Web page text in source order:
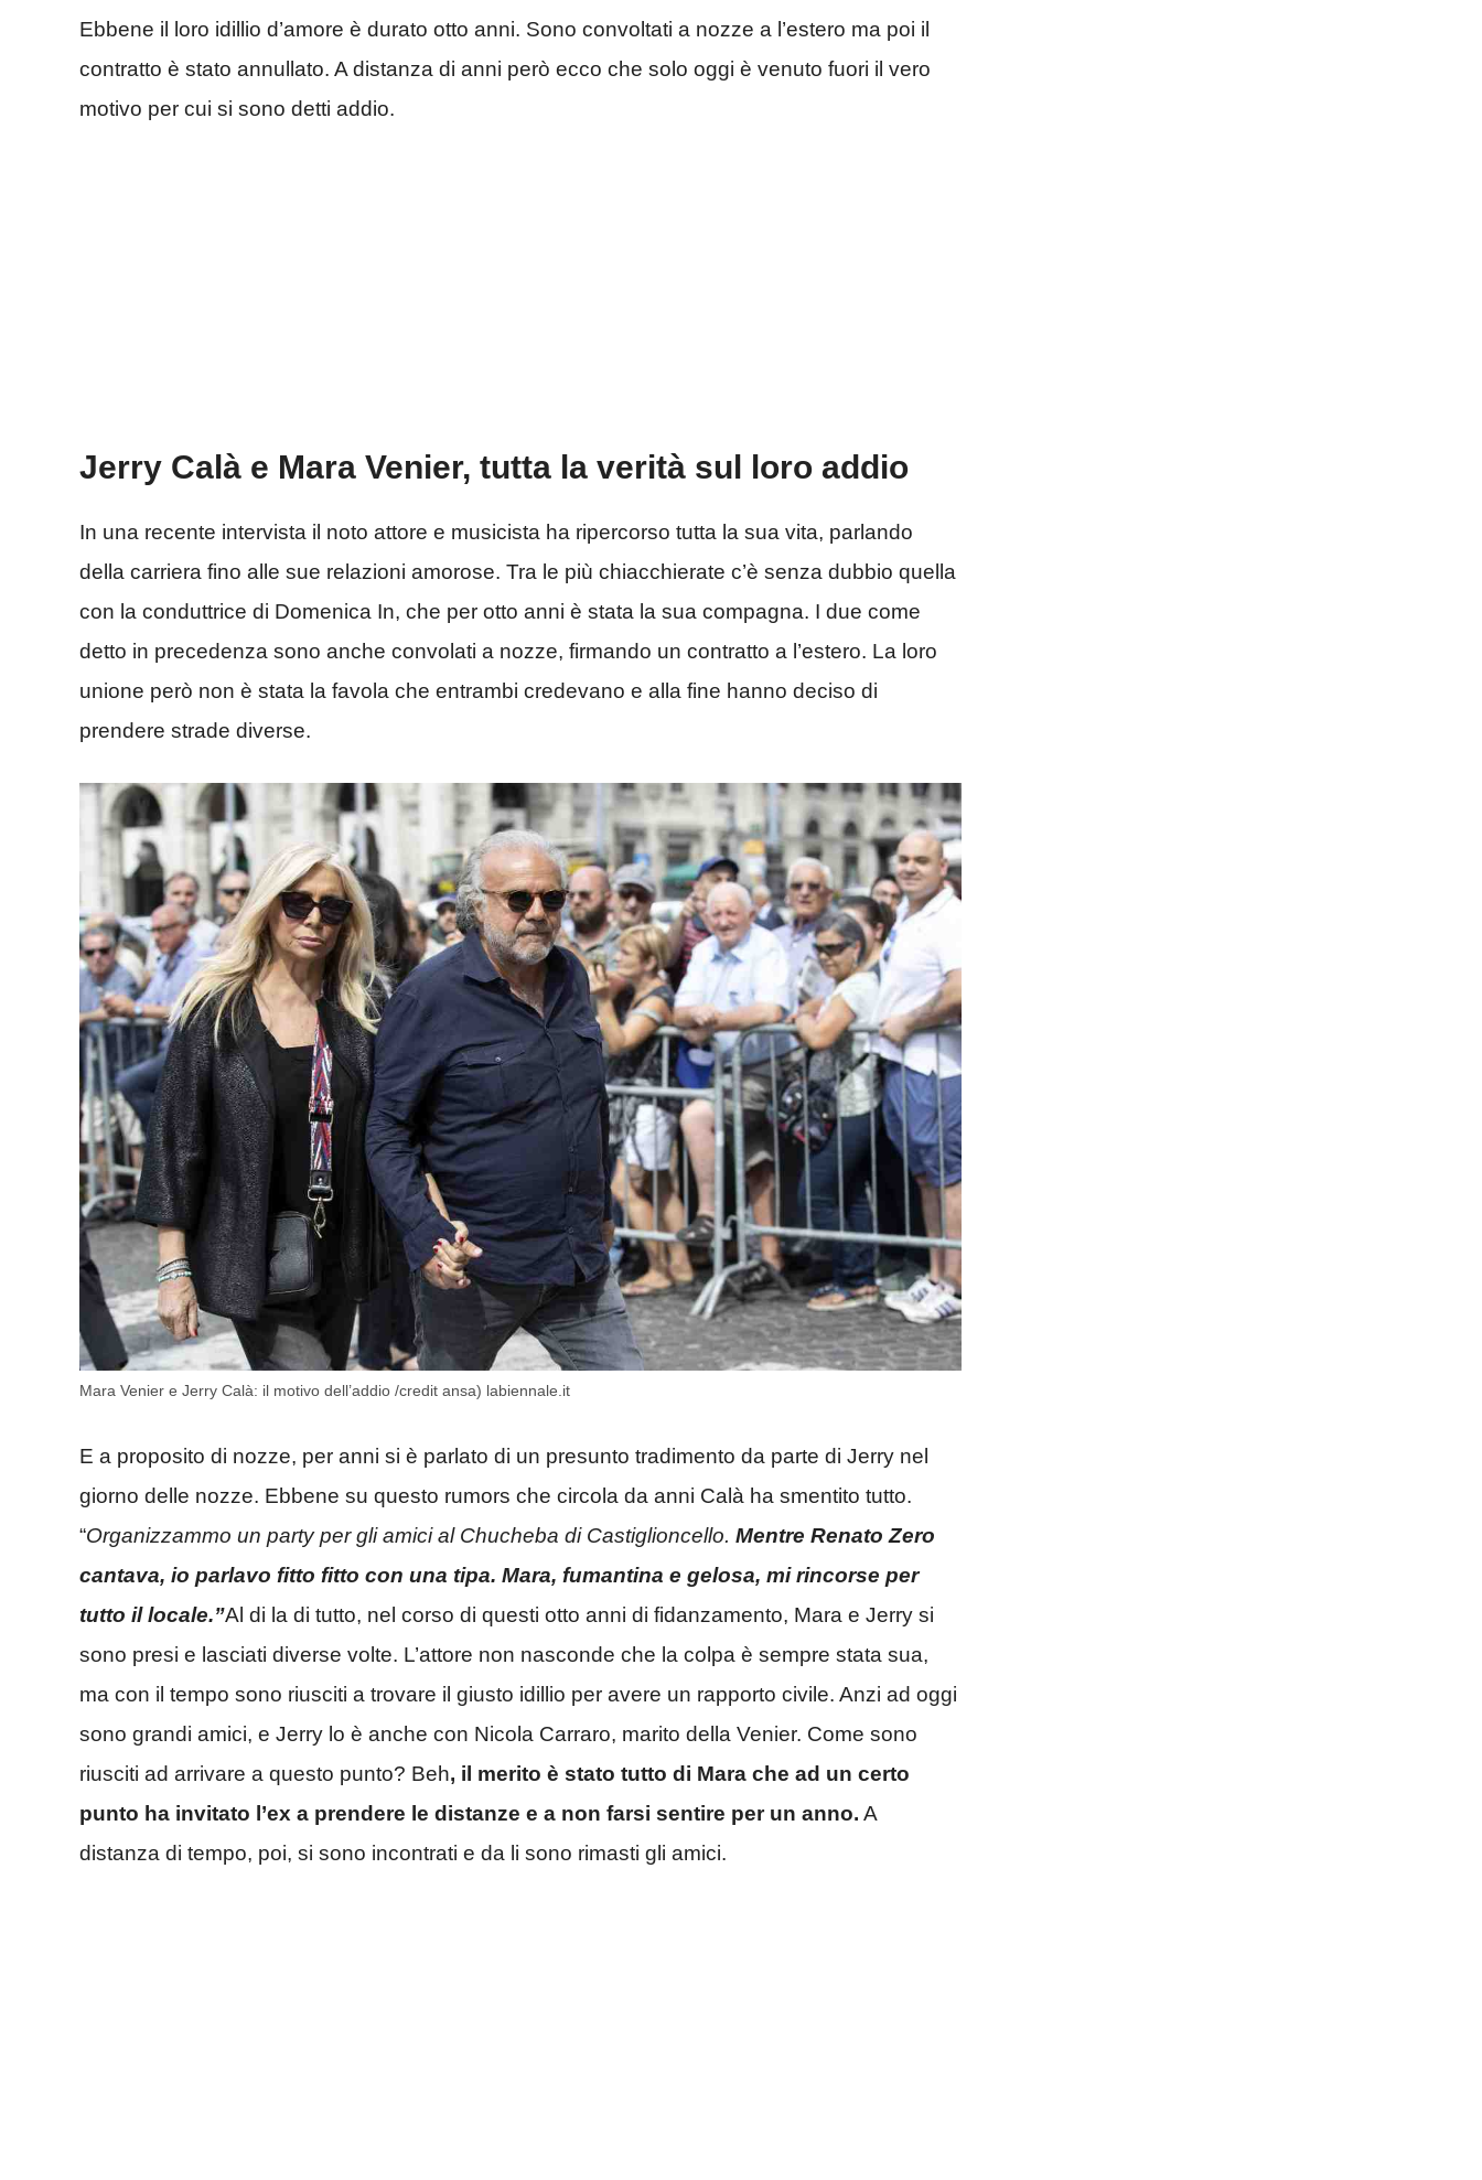
Ebbene il loro idillio d’amore è durato otto anni. Sono convoltati a nozze a l’estero ma poi il
contratto è stato annullato. A distanza di anni però ecco che solo oggi è venuto fuori il vero
motivo per cui si sono detti addio.
Jerry Calà e Mara Venier, tutta la verità sul loro addio
In una recente intervista il noto attore e musicista ha ripercorso tutta la sua vita, parlando
della carriera fino alle sue relazioni amorose. Tra le più chiacchierate c’è senza dubbio quella
con la conduttrice di Domenica In, che per otto anni è stata la sua compagna. I due come
detto in precedenza sono anche convolati a nozze, firmando un contratto a l’estero. La loro
unione però non è stata la favola che entrambi credevano e alla fine hanno deciso di
prendere strade diverse.
Mara Venier e Jerry Calà: il motivo dell’addio /credit ansa) labiennale.it
E a proposito di nozze, per anni si è parlato di un presunto tradimento da parte di Jerry nel
giorno delle nozze. Ebbene su questo rumors che circola da anni Calà ha smentito tutto.
“Organizzammo un party per gli amici al Chucheba di Castiglioncello. Mentre Renato Zero
cantava, io parlavo fitto fitto con una tipa. Mara, fumantina e gelosa, mi rincorse per
tutto il locale.”Al di la di tutto, nel corso di questi otto anni di fidanzamento, Mara e Jerry si
sono presi e lasciati diverse volte. L’attore non nasconde che la colpa è sempre stata sua,
ma con il tempo sono riusciti a trovare il giusto idillio per avere un rapporto civile. Anzi ad oggi
sono grandi amici, e Jerry lo è anche con Nicola Carraro, marito della Venier. Come sono
riusciti ad arrivare a questo punto? Beh, il merito è stato tutto di Mara che ad un certo
punto ha invitato l’ex a prendere le distanze e a non farsi sentire per un anno. A
distanza di tempo, poi, si sono incontrati e da li sono rimasti gli amici.